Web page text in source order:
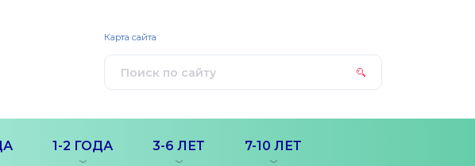
1-2 ГОДА 3-6 ЛЕТ 7-10 ЛЕТ
Карта сайта